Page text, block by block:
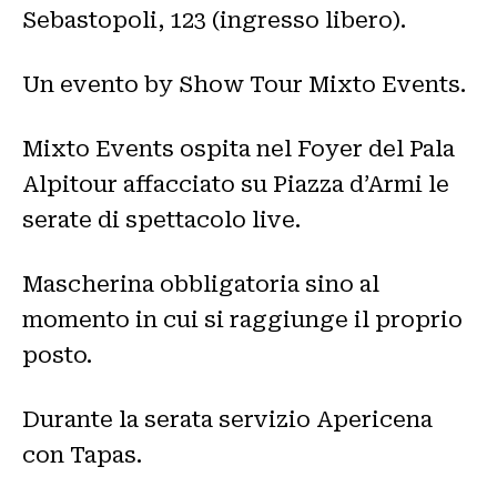
Sebastopoli, 123 (ingresso libero).
Un evento by Show Tour Mixto Events.
Mixto Events ospita nel Foyer del Pala
Alpitour affacciato su Piazza d’Armi le
serate di spettacolo live.
Mascherina obbligatoria sino al
momento in cui si raggiunge il proprio
posto.
Durante la serata servizio Apericena
con Tapas.